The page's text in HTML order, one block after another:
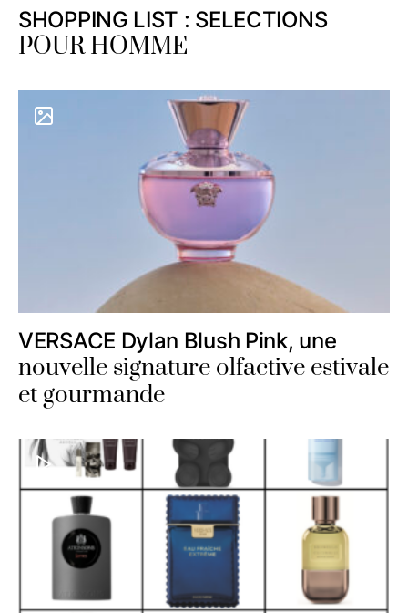
SHOPPING LIST : SELECTIONS
POUR HOMME
VERSACE Dylan Blush Pink, une
nouvelle signature olfactive estivale
et gourmande